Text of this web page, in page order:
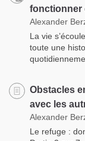
fonctionner
Alexander
La vie
toute une
Obstacles
avec les
Alexander
Le refuge :